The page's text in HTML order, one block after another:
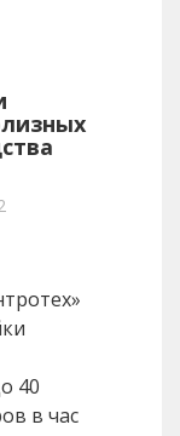
40
в час